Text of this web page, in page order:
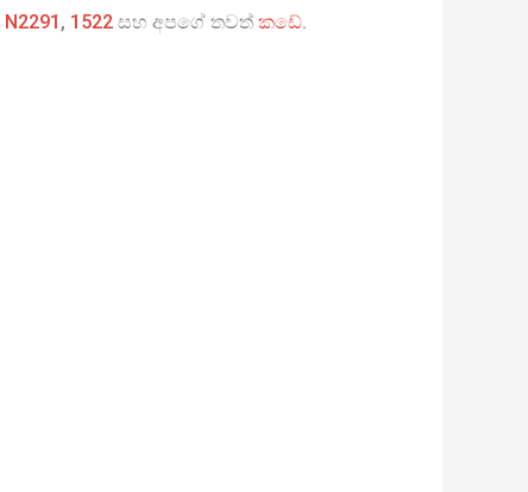
N2291 , 1522 සහ අපගේ තවත් කඩේ.